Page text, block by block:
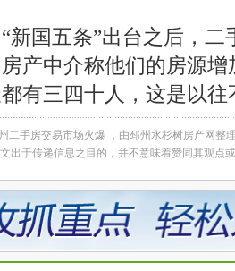
新国五条”出台之后，
产中介称他们的房源增
有三四十人，这是以往
二手房交易市场火爆 ，由邳州水杉树房产网整
出于传递信息之目的，并不意味着赞同其观点